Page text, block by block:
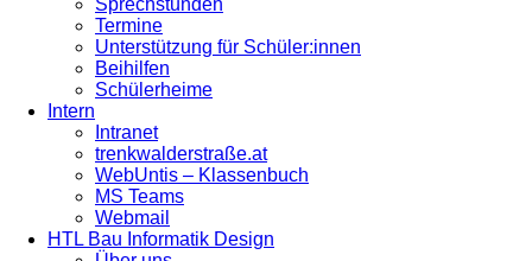
Sprechstunden
Termine
Unterstützung für Schüler:innen
Beihilfen
Schülerheime
Intern
Intranet
trenkwalderstraße.at
WebUntis – Klassenbuch
MS Teams
Webmail
HTL Bau Informatik Design